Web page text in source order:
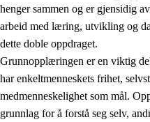
henger sammen og er gjensidig
arbeid med læring, utvikling og
dette doble oppdraget.
Grunnopplæringen er en viktig
har enkeltmenneskets frihet,
medmenneskelighet som mål.
grunnlag for å forstå seg selv,